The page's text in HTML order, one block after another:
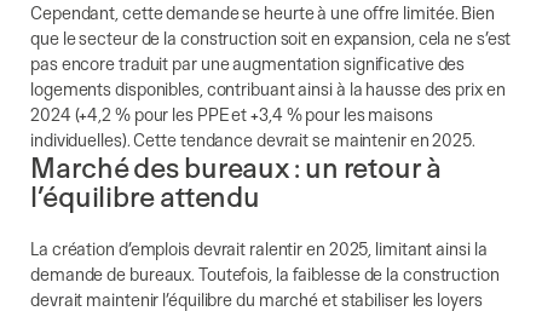
Cependant, cette demande se heurte à une offre limitée. Bien
que le secteur de la construction soit en expansion, cela ne s’est
pas encore traduit par une augmentation significative des
logements disponibles, contribuant ainsi à la hausse des prix en
2024 (+4,2 % pour les PPE et +3,4 % pour les maisons
individuelles). Cette tendance devrait se maintenir en 2025.
Marché des bureaux : un retour à
l’équilibre attendu
La création d’emplois devrait ralentir en 2025, limitant ainsi la
demande de bureaux. Toutefois, la faiblesse de la construction
devrait maintenir l’équilibre du marché et stabiliser les loyers